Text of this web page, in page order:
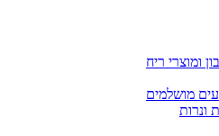
ומוצרי ריח
מושלמים
ונרות